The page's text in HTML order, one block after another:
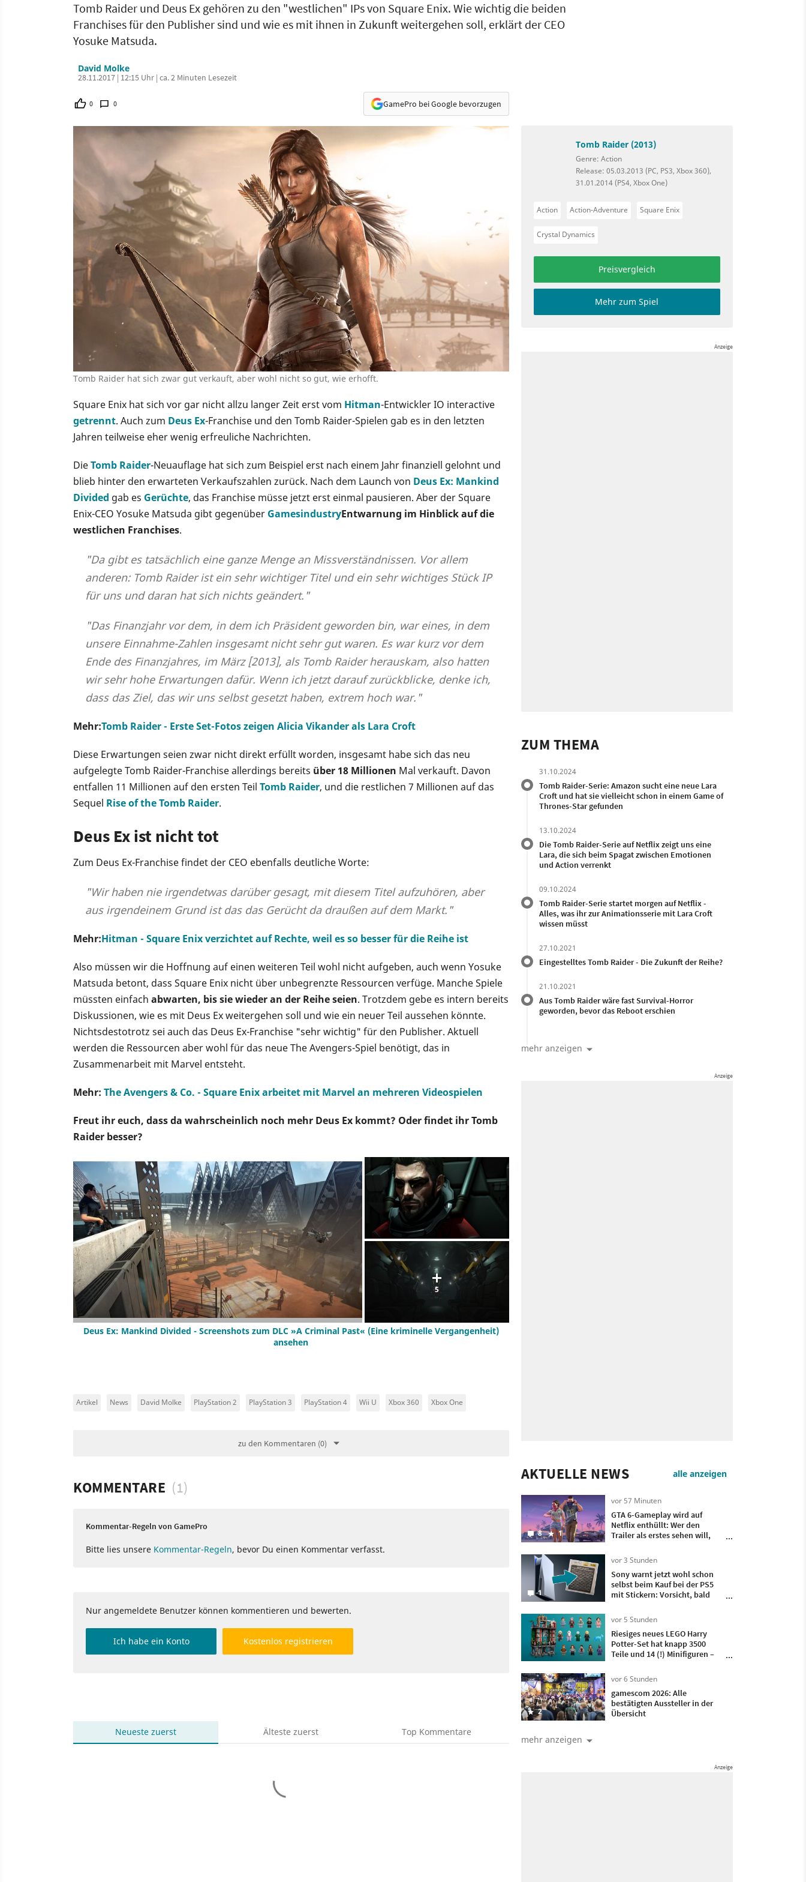
Tomb Raider und Deus Ex gehören zu den "westlichen" IPs von Square Enix. Wie wichtig die beiden
Franchises für den Publisher sind und wie es mit ihnen in Zukunft weitergehen soll, erklärt der CEO
Yosuke Matsuda.
David Molke
28.11.2017 | 12:15 Uhr | ca. 2 Minuten Lesezeit
0 0 GamePro bei Google bevorzugen
Tomb Raider hat sich zwar gut verkauft, aber wohl nicht so gut, wie erhofft.
Square Enix hat sich vor gar nicht allzu langer Zeit erst vom Hitman-Entwickler IO interactive
getrennt. Auch zum Deus Ex-Franchise und den Tomb Raider-Spielen gab es in den letzten
Jahren teilweise eher wenig erfreuliche Nachrichten.
DieTomb Raider-Neuauflage hat sich zum Beispiel erst nach einem Jahr finanziell gelohnt und
blieb hinter den erwarteten Verkaufszahlen zurück. Nach dem Launch von Deus Ex: Mankind
Divided gab es Gerüchte, das Franchise müsse jetzt erst einmal pausieren. Aber der Square
Enix-CEO Yosuke Matsuda gibt gegenüber GamesindustryEntwarnung im Hinblick auf die
westlichen Franchises.
"Da gibt es tatsächlich eine ganze Menge an Missverständnissen. Vor allem
anderen: Tomb Raider ist ein sehr wichtiger Titel und ein sehr wichtiges Stück IP
für uns und daran hat sich nichts geändert."
"Das Finanzjahr vor dem, in dem ich Präsident geworden bin, war eines, in dem
unsere Einnahme-Zahlen insgesamt nicht sehr gut waren. Es war kurz vor dem
Ende des Finanzjahres, im März [2013], als Tomb Raider herauskam, also hatten
wir sehr hohe Erwartungen dafür. Wenn ich jetzt darauf zurückblicke, denke ich,
dass das Ziel, das wir uns selbst gesetzt haben, extrem hoch war."
Mehr:Tomb Raider - Erste Set-Fotos zeigen Alicia Vikander als Lara Croft
Diese Erwartungen seien zwar nicht direkt erfüllt worden, insgesamt habe sich das neu
aufgelegte Tomb Raider-Franchise allerdings bereits über 18 Millionen Mal verkauft. Davon
entfallen 11 Millionen auf den ersten Teil Tomb Raider, und die restlichen 7 Millionen auf das
Sequel Rise of the Tomb Raider.
Deus Ex ist nicht tot
Zum Deus Ex-Franchise findet der CEO ebenfalls deutliche Worte:
"Wir haben nie irgendetwas darüber gesagt, mit diesem Titel aufzuhören, aber
aus irgendeinem Grund ist das das Gerücht da draußen auf dem Markt."
Mehr:Hitman - Square Enix verzichtet auf Rechte, weil es so besser für die Reihe ist
Also müssen wir die Hoffnung auf einen weiteren Teil wohl nicht aufgeben, auch wenn Yosuke
Matsuda betont, dass Square Enix nicht über unbegrenzte Ressourcen verfüge. Manche Spiele
müssten einfach abwarten, bis sie wieder an der Reihe seien. Trotzdem gebe es intern bereits
Diskussionen, wie es mit Deus Ex weitergehen soll und wie ein neuer Teil aussehen könnte.
Nichtsdestotrotz sei auch das Deus Ex-Franchise "sehr wichtig" für den Publisher. Aktuell
werden die Ressourcen aber wohl für das neue The Avengers-Spiel benötigt, das in
Zusammenarbeit mit Marvel entsteht.
Mehr: The Avengers & Co. - Square Enix arbeitet mit Marvel an mehreren Videospielen
Freut ihr euch, dass da wahrscheinlich noch mehr Deus Ex kommt? Oder findet ihr Tomb
Raider besser?
5
Deus Ex: Mankind Divided - Screenshots zum DLC »A Criminal Past« (Eine kriminelle Vergangenheit)
ansehen
Artikel News David Molke PlayStation 2 PlayStation 3 PlayStation 4 Wii U Xbox 360 Xbox One
zu den Kommentaren (0)
KOMMENTARE (1)
Kommentar-Regeln von GamePro
Bitte lies unsere Kommentar-Regeln, bevor Du einen Kommentar verfasst.
Nur angemeldete Benutzer können kommentieren und bewerten.
Ich habe ein Konto Kostenlos registrieren
Neueste zuerst Älteste zuerst Top Kommentare
Tomb Raider (2013)
Genre: Action
Release: 05.03.2013 (PC, PS3, Xbox 360),
31.01.2014 (PS4, Xbox One)
Action Action-Adventure Square Enix
Crystal Dynamics
Preisvergleich
Mehr zum Spiel
ZUM THEMA
31.10.2024
Tomb Raider-Serie: Amazon sucht eine neue Lara
Croft und hat sie vielleicht schon in einem Game of
Thrones-Star gefunden
13.10.2024
Die Tomb Raider-Serie auf Netflix zeigt uns eine
Lara, die sich beim Spagat zwischen Emotionen
und Action verrenkt
09.10.2024
Tomb Raider-Serie startet morgen auf Netflix -
Alles, was ihr zur Animationsserie mit Lara Croft
wissen müsst
27.10.2021
Eingestelltes Tomb Raider - Die Zukunft der Reihe?
21.10.2021
Aus Tomb Raider wäre fast Survival-Horror
geworden, bevor das Reboot erschien
mehr anzeigen
AKTUELLE NEWS alle anzeigen
8 1
vor 57 Minuten
GTA 6-Gameplay wird auf
Netflix enthüllt: Wer den
Trailer als erstes sehen will,
1
vor 3 Stunden
Sony warnt jetzt wohl schon
selbst beim Kauf bei der PS5
mit Stickern: Vorsicht, bald
vor 5 Stunden
Riesiges neues LEGO Harry
Potter-Set hat knapp 3500
Teile und 14 (!) Minifiguren –
den es noch nie als LEGO-
Figürchen gab
2
vor 6 Stunden
gamescom 2026: Alle
bestätigten Aussteller in der
Übersicht
mehr anzeigen